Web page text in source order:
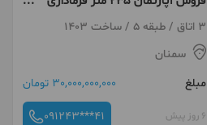
قدیم
3 اتاق / طبقه 5 / ساخت 1403
سمنان
مبلغ
30,000,000,000 تومان
6 روز پیش 091243***41